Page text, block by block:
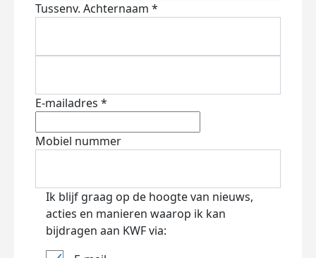
Tussenv. Achternaam *
E-mailadres *
Mobiel nummer
Ik blijf graag op de hoogte van nieuws,
acties en manieren waarop ik kan
bijdragen aan KWF via: